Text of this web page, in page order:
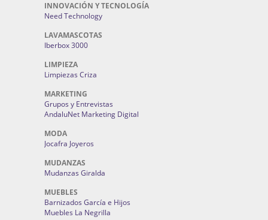
INNOVACIÓN Y TECNOLOGÍA
Need Technology
LAVAMASCOTAS
Iberbox 3000
LIMPIEZA
Limpiezas Criza
MARKETING
Grupos y Entrevistas
AndaluNet Marketing Digital
MODA
Jocafra Joyeros
MUDANZAS
Mudanzas Giralda
MUEBLES
Barnizados García e Hijos
Muebles La Negrilla